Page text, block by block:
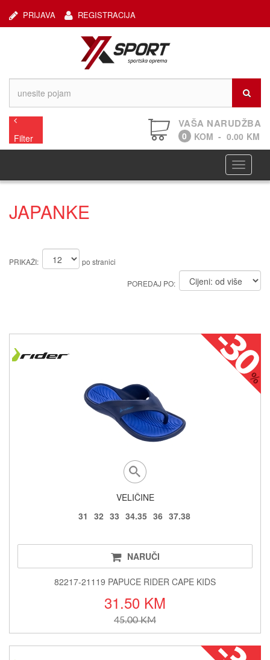
REGISTRACIJA
PRIJAVA
Filter
VAŠA NARUDŽBA
0 KOM - 0.00 KM
JAPANKE
PRIKAŽI: po stranici
POREDAJ PO:
VELIČINE
31 32 33 34.35 36 37.38
NARUČI
82217-21119 PAPUCE RIDER CAPE KIDS
31.50 KM
45.00 KM